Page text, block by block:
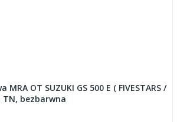
OT SUZUKI GS 500 E ( FIVESTARS /
TN, bezbarwna